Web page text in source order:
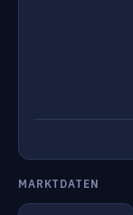
MARKTDATEN